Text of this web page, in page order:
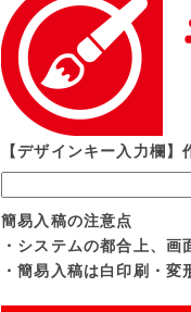
【デザインキー入力欄
簡易入稿の注意点
・システムの都合上、
・簡易入稿は白印刷・変